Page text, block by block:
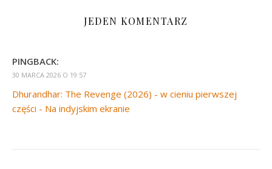
JEDEN KOMENTARZ
PINGBACK:
30 MARCA 2026 O 19:57
Dhurandhar: The Revenge (2026) - w cieniu pierwszej
części - Na indyjskim ekranie